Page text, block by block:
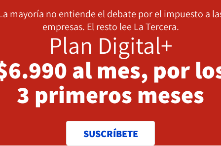
mayoría no entiende el debate por el impuesto a
empresas. El resto lee La Tercera.
Plan Digital+
al mes, por
3 primeros meses
SUSCRÍBETE